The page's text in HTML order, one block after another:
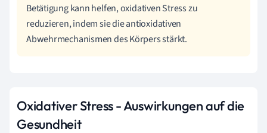
Betätigung kann helfen, oxidativen Stress zu
reduzieren, indem sie die antioxidativen
Abwehrmechanismen des Körpers stärkt.
Oxidativer Stress - Auswirkungen auf die
Gesundheit